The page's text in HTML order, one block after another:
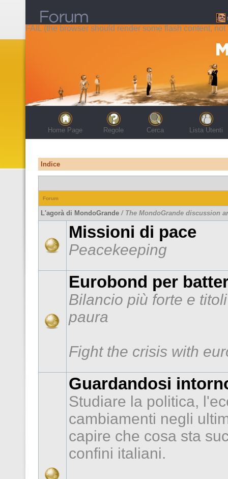
FAIL (the browser should render some flash content, not
Home Page Regole Cerca Lista Utenti
Indice
Forum
L'agorà di MondoGrande / The MondoGrande discussion
Missioni di pace
Peacekeeping
Eurobond per
Bilancio più forte e
paura
Fight the crisis with
Guardandosi
Studiare la politica,
cambiamenti negli
capire che cosa sta
confini italiani.